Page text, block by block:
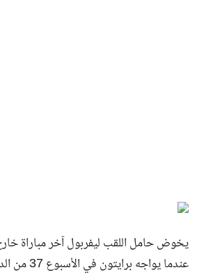
يخوض حامل اللقب ليفربول آخر مباراة
عندما يواجه برايتون في الأسبوع 37 من الدوري الإنجليزي الممتاز.